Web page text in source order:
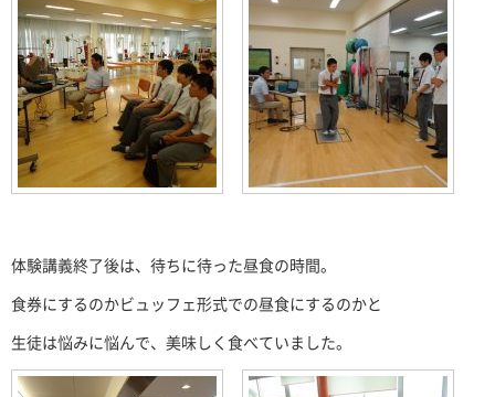
体験講義終了後は、待ちに待った昼食の時間。
食券にするのかビュッフェ形式での昼食にするのかと
生徒は悩みに悩んで、美味しく食べていました。